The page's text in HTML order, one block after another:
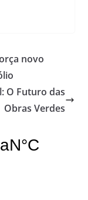
novo
O Futuro das
Obras Verdes